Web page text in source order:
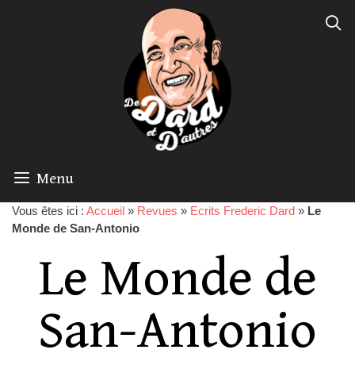
Menu
Vous êtes ici : Accueil » Revues » Ecrits Frederic Dard » Le
Monde de San-Antonio
Le Monde de
San-Antonio